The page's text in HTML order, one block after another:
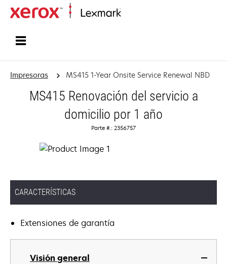
Impresoras MS415 1-Year Onsite Service Renewal NBD
MS415 Renovación del servicio a
domicilio por 1 año
Parte #.: 2356757
CARACTERÍSTICAS
Extensiones de garantía
Visión general